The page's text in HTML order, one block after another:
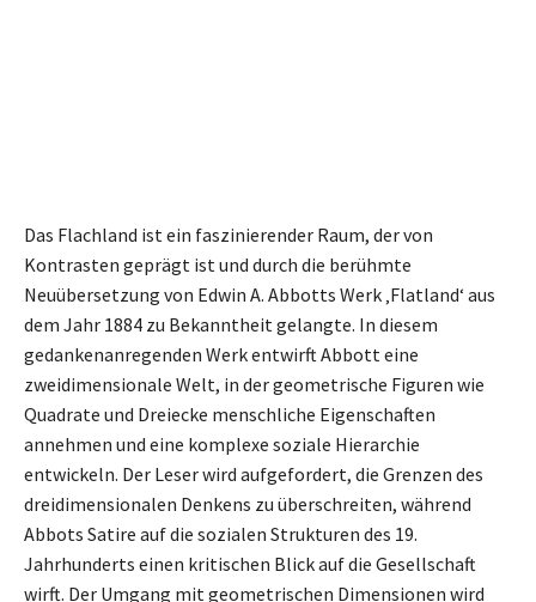
Das Flachland ist ein faszinierender Raum, der von
Kontrasten geprägt ist und durch die berühmte
Neuübersetzung von Edwin A. Abbotts Werk ‚Flatland‘ aus
dem Jahr 1884 zu Bekanntheit gelangte. In diesem
gedankenanregenden Werk entwirft Abbott eine
zweidimensionale Welt, in der geometrische Figuren wie
Quadrate und Dreiecke menschliche Eigenschaften
annehmen und eine komplexe soziale Hierarchie
entwickeln. Der Leser wird aufgefordert, die Grenzen des
dreidimensionalen Denkens zu überschreiten, während
Abbots Satire auf die sozialen Strukturen des 19.
Jahrhunderts einen kritischen Blick auf die Gesellschaft
wirft. Der Umgang mit geometrischen Dimensionen wird